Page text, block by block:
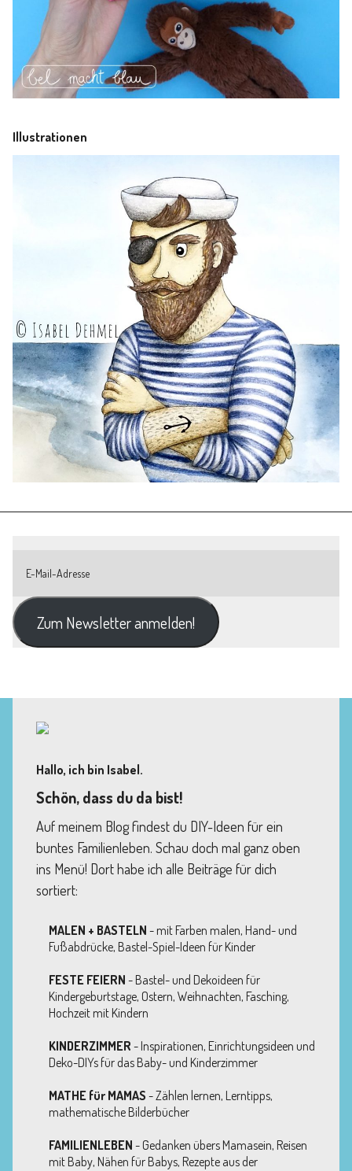
Illustrationen
Zum Newsletter anmelden!
Hallo, ich bin Isabel.
Schön, dass du da bist!
Auf meinem Blog findest du DIY-Ideen für ein
buntes Familienleben. Schau doch mal ganz oben
ins Menü! Dort habe ich alle Beiträge für dich
sortiert:
MALEN + BASTELN - mit Farben malen, Hand- und
Fußabdrücke, Bastel-Spiel-Ideen für Kinder
FESTE FEIERN - Bastel- und Dekoideen für
Kindergeburtstage, Ostern, Weihnachten, Fasching,
Hochzeit mit Kindern
KINDERZIMMER - Inspirationen, Einrichtungsideen und
Deko-DIYs für das Baby- und Kinderzimmer
MATHE für MAMAS - Zählen lernen, Lerntipps,
mathematische Bilderbücher
FAMILIENLEBEN - Gedanken übers Mamasein, Reisen
mit Baby, Nähen für Babys, Rezepte aus der